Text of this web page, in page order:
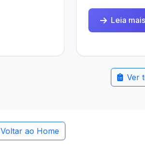
Leia mais
Ver
Voltar ao Home